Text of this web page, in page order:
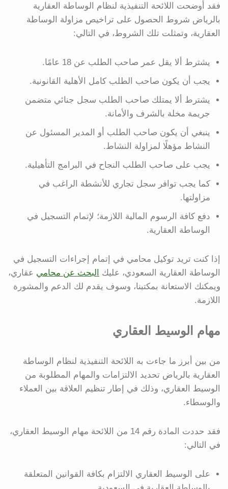
فقد أوضحت اللائحة التنفيذية لنظام الوساطة العقارية
بالرياض شروط الحصول على تراخيص مزاولة الوساطة
العقارية، وتمثلت تلك الشروط، في التالي:
يشترط ألا يقل عمر صاحب الطلب عن 18 عامًا.
يجب أن يكون صاحب الطلب كامل الأهلية القانونية.
يشترط ألا يمتلك صاحب الطلب سجل جنائي متضمن
جريمة مخلة بالشرف والأمانة.
ينبغي أن يكون صاحب الطلب أو المدير المسئول عن
النشاط مؤهلًا لمزاولة النشاط.
يجب على صاحب الطلب النجاح في البرامج التأهيلية.
كما يجب توافر سجل تجاري للأنشطة الراغب في
مزاولتها.
دفع كافة الرسوم المالية اللازمة؛ لإتمام التسجيل في
الوساطة العقارية.
إذا كنت تريد توكيل محامي في إتمام إجراءات التسجيل في
الوساطة العقارية السعودي، عليك
البحث عن محامي عقاري،
ويمكنك الاستعانة بمكتبنا، وسوف يقدم لك الدعم والمشورة
اللازمة.
مهام الوسيط العقاري
من بين أبرز ما جاءت به اللائحة التنفيذية لنظام الوساطة
العقارية بالرياض تحديد الالتزامات والمهام المطلوبة من
الوسيط العقاري، وذلك في إطار تنظيم العلاقة بين العملاء
والوسطاء.
فقد حددت المادة رقم 14 من اللائحة مهام الوسيط العقاري،
في التالي:
على الوسيط العقاري الالتزام بكافة القوانين المتعلقة